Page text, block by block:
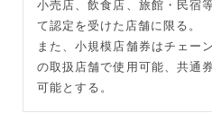
小売店、飲食店、旅館・民宿
て認定を受けた店舗に限る。
また、小規模店舗券はチェー
の取扱店舗で使用可能、共通
可能とする。